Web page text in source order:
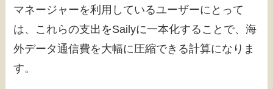
マネージャーを利用しているユーザーにとって
は、これらの支出をSailyに一本化することで、海
外データ通信費を大幅に圧縮できる計算になりま
す。